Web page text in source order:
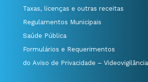
Taxas, licenças e outras receitas
Regulamentos Municipais
Saúde Pública
Formulários e Requerimentos
do Aviso de Privacidade – Videovigilância